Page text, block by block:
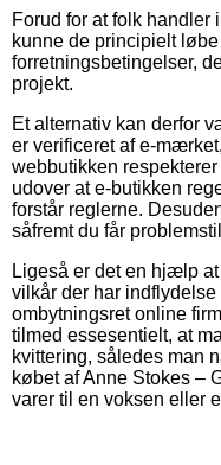
Forud for at folk handler
kunne de principielt
forretningsbetingelser,
projekt.
Et alternativ kan derfor
er verificeret af e-
webbutikken
udover at e-butikken
forstår reglerne.
såfremt du får
Ligeså er det en hjælp
vilkår der har
ombytningsret online
tilmed essesentielt, at
kvittering, således man
købet af Anne Stokes –
varer til en voksen eller